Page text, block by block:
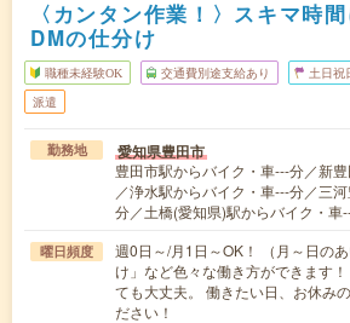
〈カンタン作業！〉スキマ時
DMの仕分け
職種未経験OK 交通費別途支給あり 土日祝
派遣
勤務地 愛知県豊田市
豊田市駅からバイク・車---分／新
／浄水駅からバイク・車---分／三
分／土橋(愛知県)駅からバイク・車
曜日頻度
週0日～/月1日～OK！ （月～日の
け」など色々な働き方ができます
ても大丈夫。 働きたい日、お休み
ださい！